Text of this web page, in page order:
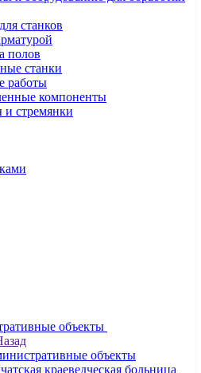
станков
полов
станки
работы
компоненты
стремянки
объекты
объекты
краеведческая больница